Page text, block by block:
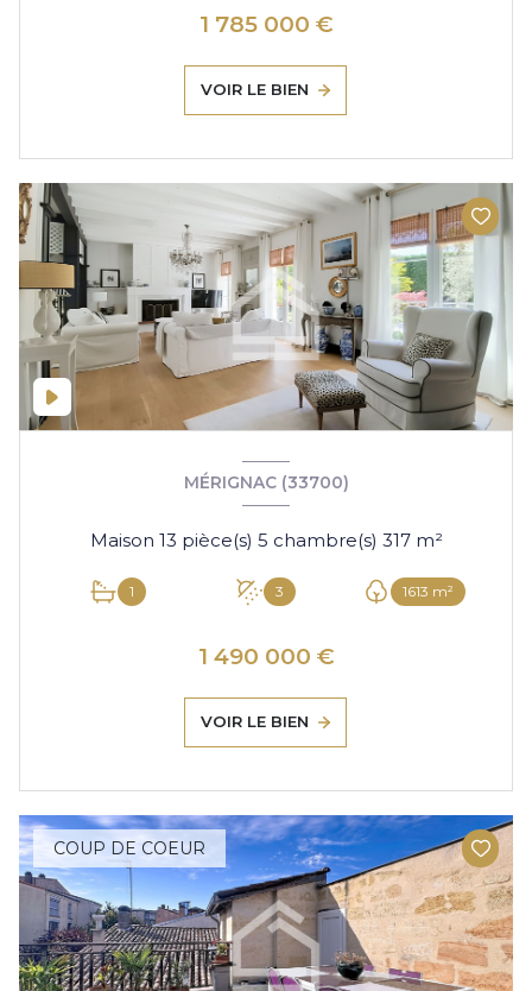
1 785 000 €
VOIR LE BIEN
MÉRIGNAC (33700)
Maison 13 pièce(s) 5 chambre(s) 317 m²
1 3 1613 m²
1 490 000 €
VOIR LE BIEN
COUP DE COEUR